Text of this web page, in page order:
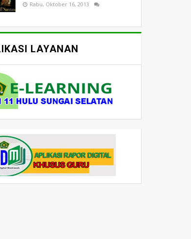
Rabu, Oktober 16, 2013
LAYANAN